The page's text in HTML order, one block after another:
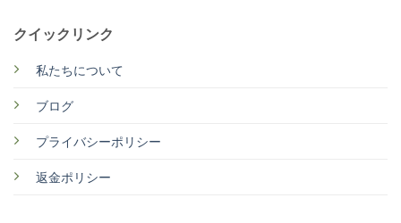
クイックリンク
私たちについて
ブログ
プライバシーポリシー
返金ポリシー